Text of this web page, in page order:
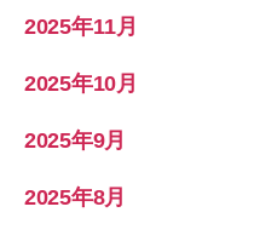
2025年11月
2025年10月
2025年9月
2025年8月